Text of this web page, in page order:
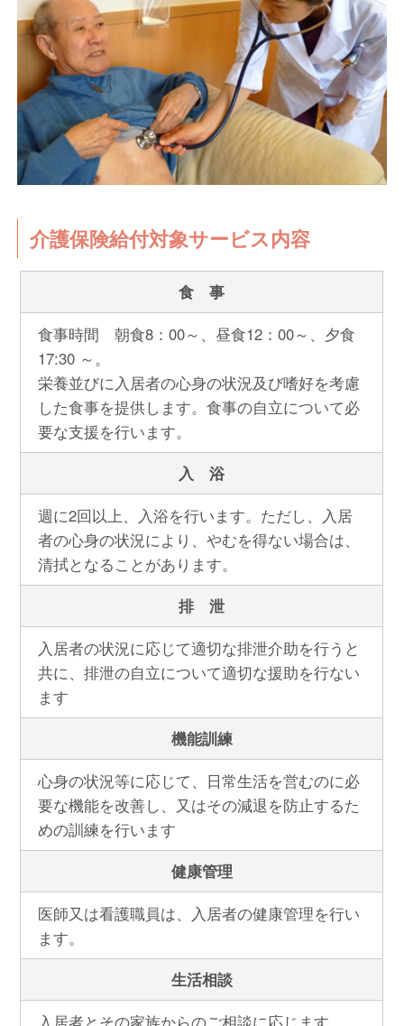
介護保険給付対象サービス内容
食 事
食事時間 朝食8：00～、昼食12：00～、夕食
17:30 ～。
栄養並びに入居者の心身の状況及び嗜好を考慮
した食事を提供します。食事の自立について必
要な支援を行います。
入 浴
週に2回以上、入浴を行います。ただし、入居
者の心身の状況により、やむを得ない場合は、
清拭となることがあります。
排 泄
入居者の状況に応じて適切な排泄介助を行うと
共に、排泄の自立について適切な援助を行ない
ます
機能訓練
心身の状況等に応じて、日常生活を営むのに必
要な機能を改善し、又はその減退を防止するた
めの訓練を行います
健康管理
医師又は看護職員は、入居者の健康管理を行い
ます。
生活相談
入居者とその家族からのご相談に応じます。